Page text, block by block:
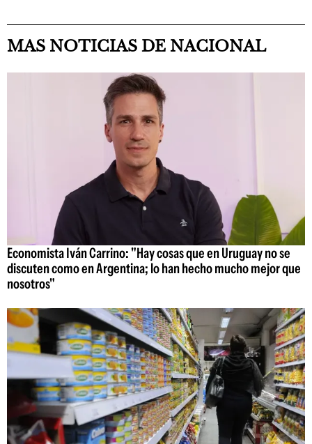
MAS NOTICIAS DE NACIONAL
Economista Iván Carrino: "Hay cosas que en Uruguay no se
discuten como en Argentina; lo han hecho mucho mejor que
nosotros"